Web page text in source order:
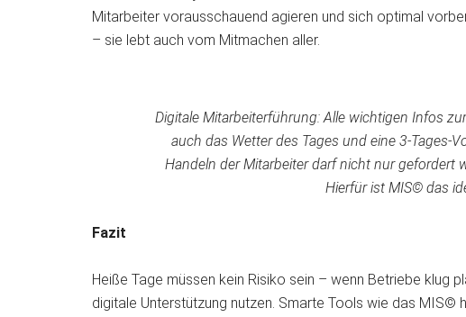
Mitarbeiter vorausschauend agieren und sich optimal
– sie lebt auch vom Mitmachen aller.
Digitale Mitarbeiterführung: Alle wichtigen Infos
auch das Wetter des Tages und eine 3-Tages-
Handeln der Mitarbeiter darf nicht nur gefordert
Hierfür ist MIS© das
Fazit
Heiße Tage müssen kein Risiko sein – wenn Betriebe klug
digitale Unterstützung nutzen. Smarte Tools wie das MIS©